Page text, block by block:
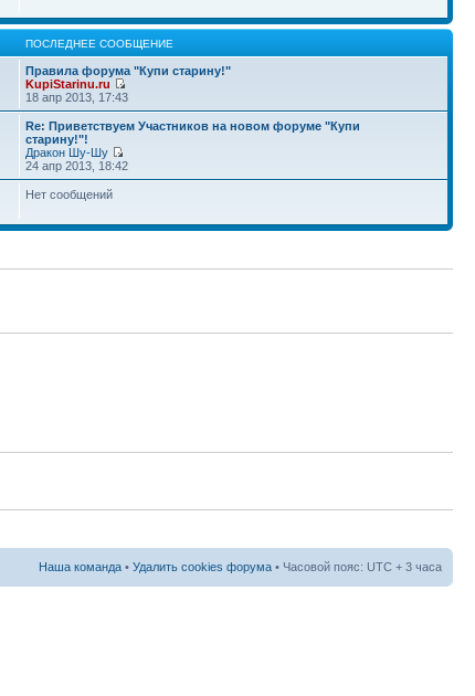
ПОСЛЕДНЕЕ СООБЩЕНИЕ
Правила форума "Купи старину!"
KupiStarinu.ru
18 апр 2013, 17:43
Re: Приветствуем Участников на новом форуме "Купи
старину!"!
Дракон Шу-Шу
24 апр 2013, 18:42
Нет сообщений
Наша команда • Удалить cookies форума • Часовой пояс: UTC + 3 часа